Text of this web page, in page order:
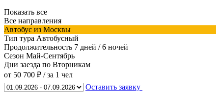
Показать все
Все направления
Автобус из Москвы
Тип тура Автобусный
Продолжительность 7 дней / 6 ночей
Сезон Май-Сентябрь
Дни заезда по Вторникам
от 50 700 ₽ / за 1 чел
Оставить заявку